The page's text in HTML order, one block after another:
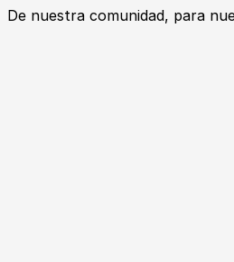
De nuestra comunidad, para